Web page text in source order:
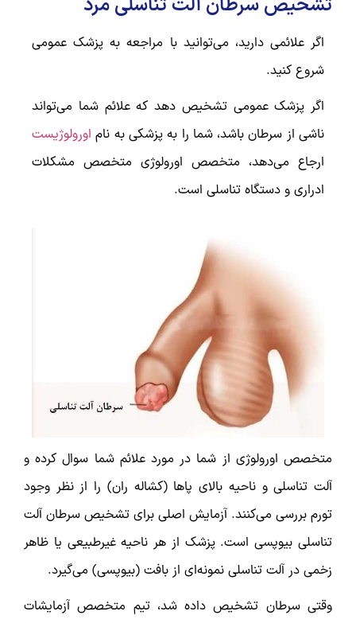
اگر علائمی دارید، می‌توانید با مراجعه به پزشک عمومی
شروع کنید.
اگر پزشک عمومی تشخیص دهد که علائم شما می‌تواند
ناشی از سرطان باشد، شما را به پزشکی به نام اورولوژیست
ارجاع می‌دهد، متخصص اورولوژی متخصص مشکلات
ادراری و دستگاه تناسلی است.
متخصص اورولوژی از شما در مورد علائم شما سوال کرده و
آلت تناسلی و ناحیه بالای پاها (کشاله ران) را از نظر وجود
تورم بررسی می‌کنند. آزمایش اصلی برای تشخیص سرطان آلت
تناسلی بیوپسی است. پزشک از هر ناحیه غیرطبیعی یا ظاهر
زخمی در آلت تناسلی نمونه‌ای از بافت (بیوپسی) می‌گیرد.
وقتی سرطان تشخیص داده شد‌، تیم متخصص آزمایشات